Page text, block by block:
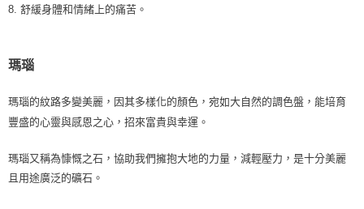
8. 舒緩身體和情緒上的痛苦。
瑪瑙
瑪瑙的紋路多變美麗，因其多樣化的顏色，宛如大自然的調色盤，能培育
豐盛的心靈與感恩之心，招來富貴與幸運。
瑪瑙又稱為慷慨之石，協助我們擁抱大地的力量，減輕壓力，是十分美麗
且用途廣泛的礦石。